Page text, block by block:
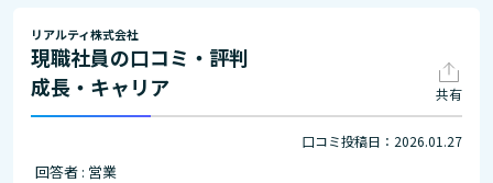
リアルティ株式会社
現職社員の口コミ・評判
成長・キャリア
共有
口コミ投稿日：2026.01.27
回答者 : 営業